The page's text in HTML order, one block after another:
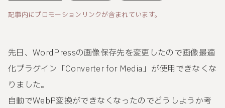
記事内にプロモーションリンクが含まれています。
先日、WordPressの画像保存先を変更したので画像最適
化プラグイン「Converter for Media」が使用できなくな
りました。
自動でWebP変換ができなくなったのでどうしようか考